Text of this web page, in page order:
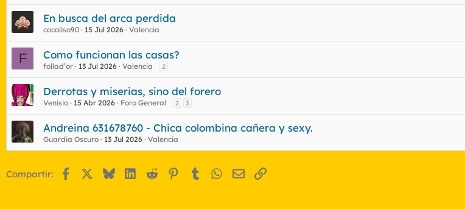
En busca del arca perdida
cocoliso90 15 Jul 2026 Valencia
F Como funcionan las casas?
follad’or 13 Jul 2026 Valencia 2
Derrotas y miserias, sino del forero
Venisio 15 Abr 2026 Foro General 2 3
Andreina 631678760 - Chica colombina cañera y sexy.
Guardia Oscuro 13 Jul 2026 Valencia
Compartir: FacebookBlueskyLinkedIn
Reddit Pinterest
Tumblr WhatsApp
EmailEnlace